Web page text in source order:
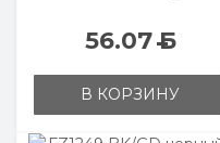
56.07Б
В КОРЗИНУ